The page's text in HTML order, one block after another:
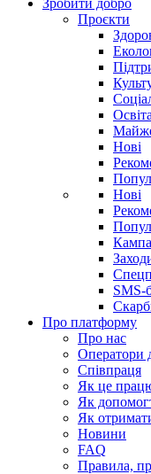
Зробити добро
Проєкти
Майже
Нові
Нові
SMS-
Про платформу
Про нас
Оператори
Співпраця
Як це
Як
Як
Новини
FAQ
Правила,